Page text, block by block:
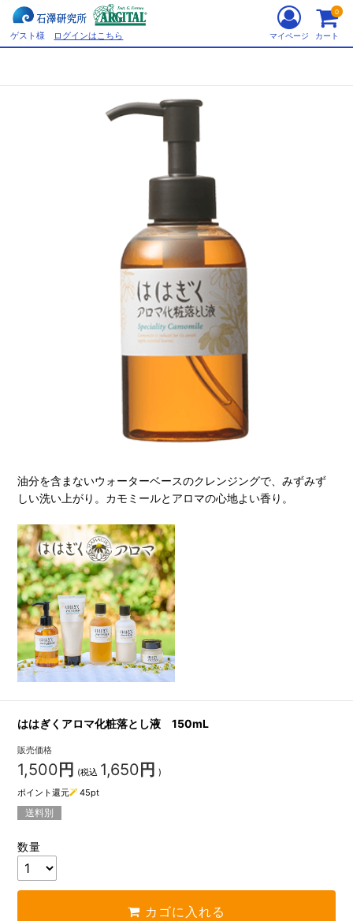
ゲスト様 ログインはこちら マイページ カート
0
油分を含まないウォーターベースのクレンジングで、みずみず
しい洗い上がり。カモミールとアロマの心地よい香り。
ははぎくアロマ化粧落とし液 150mL
販売価格
1,500 円 (税込 1,650 円 )
ポイント還元
45pt
送料別
数量
カゴに入れる